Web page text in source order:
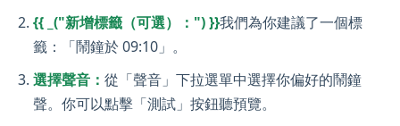
{{ _("新增標籤（可選）：") }}我們為你建議了一個標
籤：「鬧鐘於 09:10」。
選擇聲音： 從「聲音」下拉選單中選擇你偏好的鬧鐘
聲。你可以點擊「測試」按鈕聽預覽。